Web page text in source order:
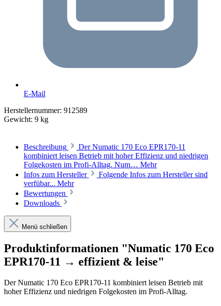
E-Mail
Herstellernummer: 912589
Gewicht: 9 kg
Beschreibung
Der Numatic 170 Eco EPR170-11
kombiniert leisen Betrieb mit hoher Effizienz und niedrigen
Folgekosten im Profi-Alltag. Num… Mehr
Infos zum Hersteller
Folgende Infos zum Hersteller sind
verfübar... Mehr
Bewertungen
Downloads
Menü schließen
Produktinformationen "Numatic 170 Eco
EPR170-11 → effizient & leise"
Der Numatic 170 Eco EPR170-11 kombiniert leisen Betrieb mit
hoher Effizienz und niedrigen Folgekosten im Profi-Alltag.